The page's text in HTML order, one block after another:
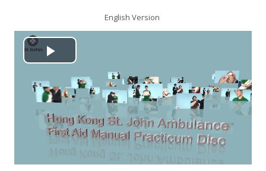
English Version
播
放
视
频